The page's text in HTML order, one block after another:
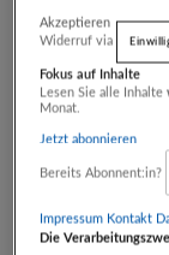
Kostenloses
DEINE VORTEILE
Sanft,
Besseres
Akzeptieren
Widerruf via
Fokus auf Inhalte
Lesen Sie alle Inhalte
Monat.
Jetzt abonnieren
Bereits Abonnent:in?
Impressum Kontakt
Die